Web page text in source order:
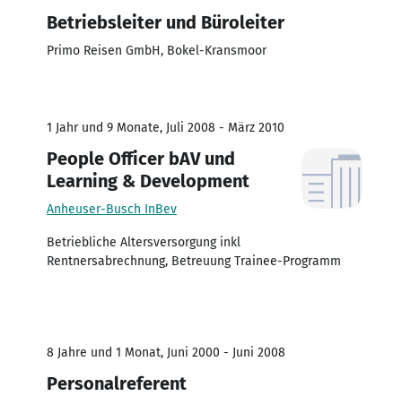
Betriebsleiter und Büroleiter
Primo Reisen GmbH, Bokel-Kransmoor
1 Jahr und 9 Monate, Juli 2008 - März 2010
People Officer bAV und
Learning & Development
Anheuser-Busch InBev
Betriebliche Altersversorgung inkl
Rentnersabrechnung, Betreuung Trainee-Programm
8 Jahre und 1 Monat, Juni 2000 - Juni 2008
Personalreferent